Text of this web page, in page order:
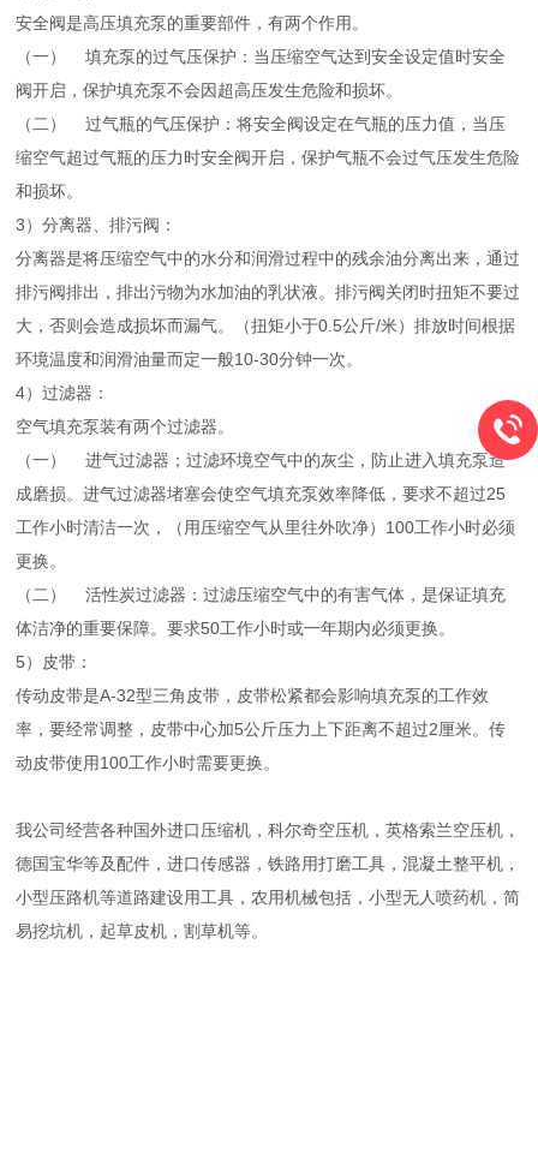
安全阀是高压填充泵的重要部件，有两个作用。
（一） 填充泵的过气压保护：当压缩空气达到安全设定值时安全
阀开启，保护填充泵不会因超高压发生危险和损坏。
（二） 过气瓶的气压保护：将安全阀设定在气瓶的压力值，当压
缩空气超过气瓶的压力时安全阀开启，保护气瓶不会过气压发生危险
和损坏。
3）分离器、排污阀：
分离器是将压缩空气中的水分和润滑过程中的残余油分离出来，通过
排污阀排出，排出污物为水加油的乳状液。排污阀关闭时扭矩不要过
大，否则会造成损坏而漏气。（扭矩小于0.5公斤/米）排放时间根据
环境温度和润滑油量而定一般10-30分钟一次。
4）过滤器：
空气填充泵装有两个过滤器。
（一） 进气过滤器；过滤环境空气中的灰尘，防止进入填充泵造
成磨损。进气过滤器堵塞会使空气填充泵效率降低，要求不超过25
工作小时清洁一次，（用压缩空气从里往外吹净）100工作小时必须
更换。
（二） 活性炭过滤器：过滤压缩空气中的有害气体，是保证填充
体洁净的重要保障。要求50工作小时或一年期内必须更换。
5）皮带：
传动皮带是A-32型三角皮带，皮带松紧都会影响填充泵的工作效
率，要经常调整，皮带中心加5公斤压力上下距离不超过2厘米。传
动皮带使用100工作小时需要更换。
我公司经营各种国外进口压缩机，科尔奇空压机，英格索兰空压机，
德国宝华等及配件，进口传感器，铁路用打磨工具，混凝土整平机，
小型压路机等道路建设用工具，农用机械包括，小型无人喷药机，简
易挖坑机，起草皮机，割草机等。